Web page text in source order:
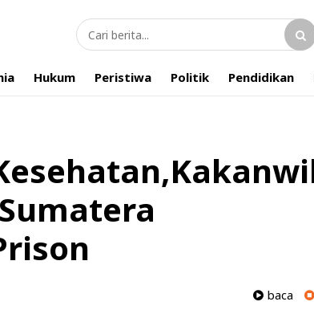
Hukum Peristiwa Politik Pendidikan
baca